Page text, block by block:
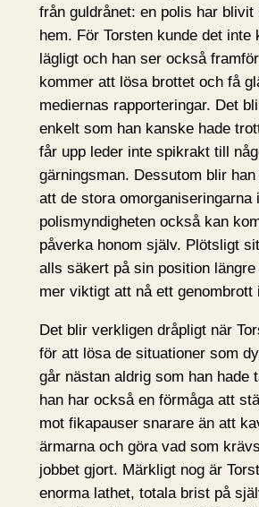
från guldrånet: en polis har blivit
hem. För Torsten kunde det inte
lägligt och han ser också
kommer att lösa brottet och få
mediernas rapporteringar. Det
enkelt som han kanske hade
får upp leder inte spikrakt till
gärningsman. Dessutom blir
att de stora omorganiseringarna
polismyndigheten också kan
påverka honom själv. Plötsligt
alls säkert på sin position
mer viktigt att nå ett genombrott
Det blir verkligen dråpligt när
för att lösa de situationer som
går nästan aldrig som han hade
han har också en förmåga att
mot fikapauser snarare än att
ärmarna och göra vad som
jobbet gjort. Märkligt nog är
enorma lathet, totala brist på